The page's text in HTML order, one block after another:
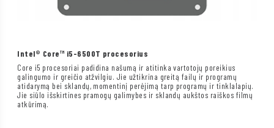
Intel® Core™ i5-6500T procesorius
Core i5 procesoriai padidina našumą ir atitinka vartotojų poreikius
galingumo ir greičio atžvilgiu. Jie užtikrina greitą failų ir programų
atidarymą bei sklandų, momentinį perėjimą tarp programų ir tinklalapių.
Jie siūlo išskirtines pramogų galimybes ir sklandų aukštos raiškos filmų
atkūrimą.